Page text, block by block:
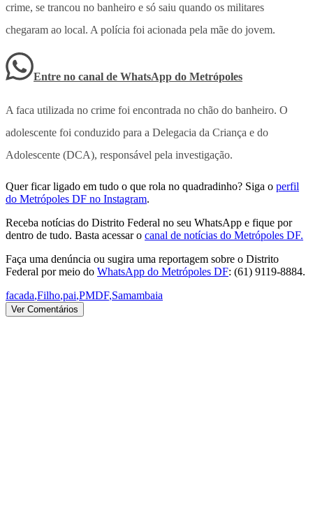
crime, se trancou no banheiro e só saiu quando os militares
chegaram ao local. A polícia foi acionada pela mãe do jovem.
Entre no canal de WhatsApp do Metrópoles
A faca utilizada no crime foi encontrada no chão do banheiro. O
adolescente foi conduzido para a Delegacia da Criança e do
Adolescente (DCA), responsável pela investigação.
Quer ficar ligado em tudo o que rola no quadradinho? Siga o perfil
do Metrópoles DF no Instagram.
Receba notícias do Distrito Federal no seu WhatsApp e fique por
dentro de tudo. Basta acessar o canal de notícias do Metrópoles DF.
Faça uma denúncia ou sugira uma reportagem sobre o Distrito
Federal por meio do WhatsApp do Metrópoles DF: (61) 9119-8884.
facada,Filho,pai,PMDF,Samambaia
Ver Comentários